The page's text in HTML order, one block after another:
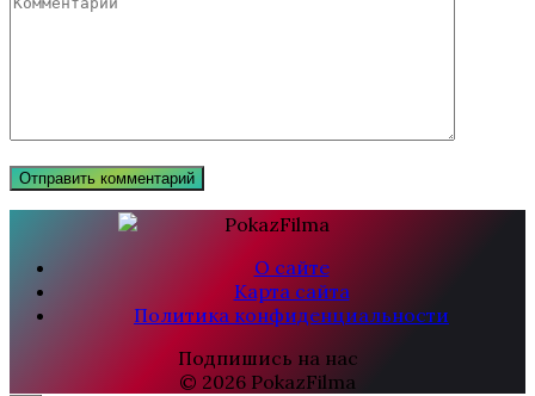
О сайте
Карта сайта
Политика конфиденциальности
Подпишись на нас
© 2026 PokazFilma